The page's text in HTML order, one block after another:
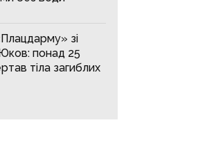
зі
понад 25
тіла загиблих